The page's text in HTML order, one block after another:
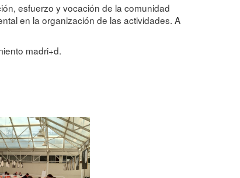
esfuerzo y vocación de la comunidad
en la organización de las actividades. A
madri+d.